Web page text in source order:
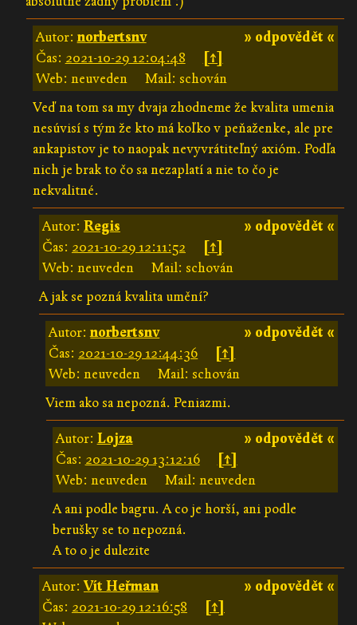
» odpovědět «
Autor:norbertsnv
Čas: 2021-10-29 12:04:48
[↑]
Web: neuveden
Mail: schován
Veď na tom sa my dvaja zhodneme že kvalita umenia
nesúvisí s tým že kto má koľko v peňaženke, ale pre
ankapistov je to naopak nevyvrátiteľný axióm. Podľa
nich je brak to čo sa nezaplatí a nie to čo je
nekvalitné.
» odpovědět «
Autor: Regis
Čas: 2021-10-29 12:11:52
[↑]
Web: neuveden
Mail: schován
A jak se pozná kvalita umění?
» odpovědět «
Autor:norbertsnv
Čas: 2021-10-29 12:44:36
[↑]
Web: neuveden
Mail: schován
Viem ako sa nepozná. Peniazmi.
» odpovědět «
Autor: Lojza
Čas: 2021-10-29 13:12:16
[↑]
Web: neuveden
Mail: neuveden
A ani podle bagru. A co je horší, ani podle
berušky se to nepozná.
A to o je dulezite
» odpovědět «
Autor:Vít Heřman
Čas: 2021-10-29 12:16:58
[↑]